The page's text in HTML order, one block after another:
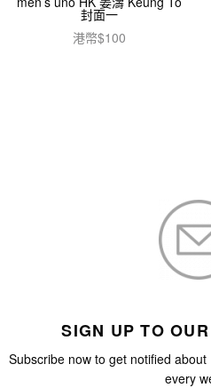
封面一
港幣$100
SIGN UP TO
Subscribe now to get notified
every